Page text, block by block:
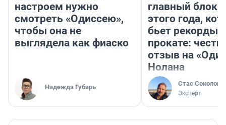
настроем нужно
смотреть «Одиссею»,
чтобы она не
выглядела как фиаско
Надежда Губарь
главный
этого года,
бьет рекорды в
прокате:
отзыв на
Нолана
Стас Соколов
Эксперт